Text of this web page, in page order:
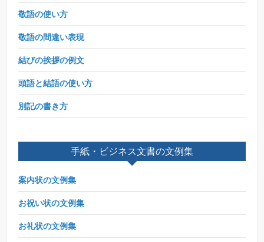
敬語の使い方
敬語の間違い表現
結びの挨拶の例文
頭語と結語の使い方
別記の書き方
手紙・ビジネス文書の文例集
案内状の文例集
お祝い状の文例集
お礼状の文例集